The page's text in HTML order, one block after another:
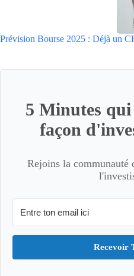
Prévision Bourse 2025 : Déjà un
5 Minutes
façon
Rejoins la
Recevoir